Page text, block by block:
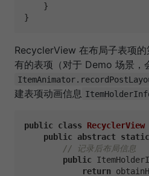
RecyclerView 在布局子表项
有的表项（对于 Demo 场景，
建表项动画信息
public class RecyclerView
public abstract static
// 记录后布局信息
public
return